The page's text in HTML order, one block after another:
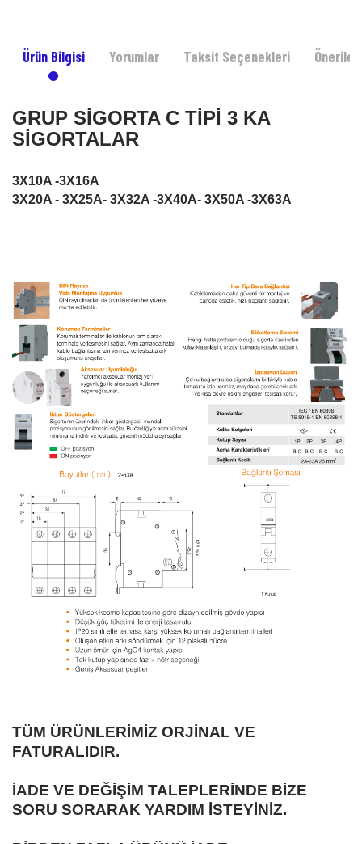
Ürün Bilgisi Yorumlar Taksit Seçenekleri
GRUP SİGORTA C TİPİ 3 KA
SİGORTALAR
3X10A -3X16A
3X20A - 3X25A- 3X32A -3X40A- 3X50A -3X63A
TÜM ÜRÜNLERİMİZ ORJİNAL VE
FATURALIDIR.
İADE VE DEĞİŞİM TALEPLERİNDE BİZE
SORU SORARAK YARDIM İSTEYİNİZ.